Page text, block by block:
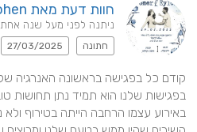
חוות דעת מאת Omer Cohen
ניתנה לפני מעל שנה אחת
חתונה 27/03/2025